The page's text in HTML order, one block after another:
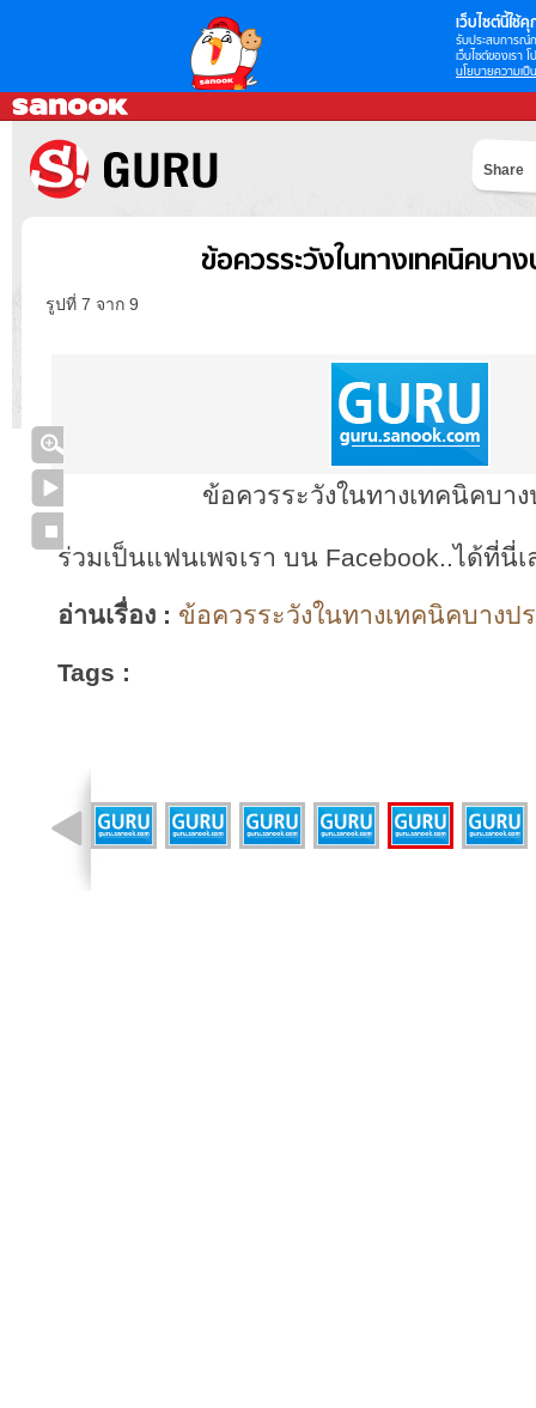
เว็บไซต์นี้ใช้คุ
รับประสบการณ์
เว็บไซต์ของเรา
นโยบายความเป็
Share
ข้อควรระวังในทางเทคนิคบาง
รูปที่ 7 จาก 9
ข้อควรระวังในทางเทคนิคบาง
ร่วมเป็นแฟนเพจเรา บน Facebook..ได้ที่นี่เ
อ่านเรื่อง : ข้อควรระวังในทางเทคนิคบางป
Tags :